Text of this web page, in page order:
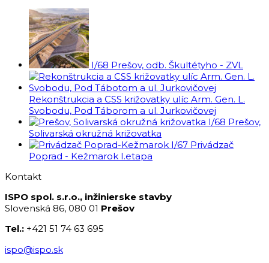
I/68 Prešov, odb. Škultétyho - ZVL
Rekonštrukcia a CSS križovatky ulíc Arm. Gen. L.
Svobodu, Pod Táborom a ul. Jurkovičovej
I/68 Prešov,
Solivarská okružná križovatka
I/67 Privádzač
Poprad - Kežmarok I.etapa
Kontakt
ISPO spol. s.r.o., inžinierske stavby
Slovenská 86, 080 01 Prešov
Tel.: +421 51 74 63 695
ispo@ispo.sk